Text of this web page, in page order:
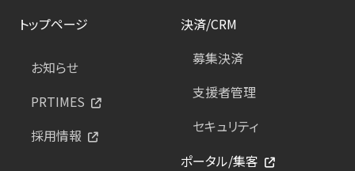
トップページ
お知らせ
PRTIMES
採用情報
決済/CRM
募集決済
支援者管理
セキュリティ
ポータル/集客